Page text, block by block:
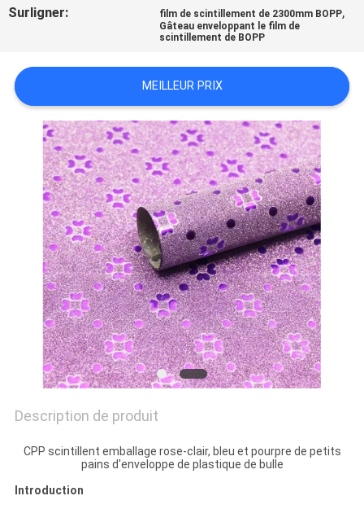
QUALITÉ
NOUS
CONTACTER
NOUVELLES
DEMANDEZ
UN DEVIS
PLAN
SITE
POLITIQUE
DE
Surligner: film de scintillement de 2300mm BOPP,
Gâteau enveloppant le film de
scintillement de BOPP
MEILLEUR PRIX
Description de produit
CPP scintillent emballage rose-clair, bleu et pourpre de petits
pains d'enveloppe de plastique de bulle
Introduction